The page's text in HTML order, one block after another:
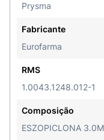
Prysma
Fabricante
Eurofarma
RMS
1.0043.1248.012-1
Composição
ESZOPICLONA